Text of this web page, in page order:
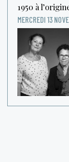
1950 à
MERCREDI 13